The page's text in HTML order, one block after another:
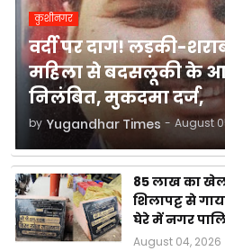
कुशीनगर
वर्दी पर दाग! लड़की-
महिला से बदसलूकी के
निलंबित, मुकदमा दर्ज,
by Yugandhar Times - August
85 लाख का खेल
शिलापट्ट से
घेरे में नगर
August 04, 2026